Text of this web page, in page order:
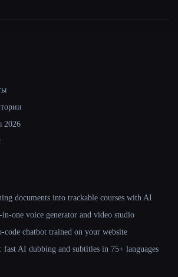
2026
documents into trackable courses with AI
one voice generator and video studio
chatbot trained on your website
fast AI dubbing and subtitles in 75+ languages